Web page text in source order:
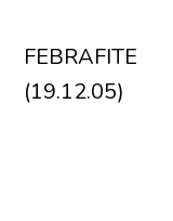
FEBRAFITE
(19.12.05)